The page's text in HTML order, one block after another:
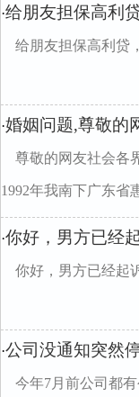
·给朋友担保高利
给朋友担保高利贷
·婚姻问题,尊敬的
尊敬的网友社会各
1992年我南下广东省
·你好，男方已经
你好，男方已经起
·公司没通知突然
今年7月前公司都